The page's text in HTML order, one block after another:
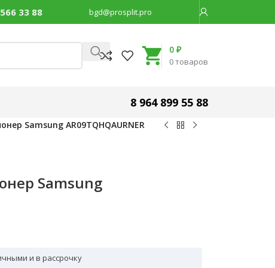
33 88 bgd@prosplit.pro
0товаров
0 ₽
8 964 899 55 88
Samsung AR09TQHQAURNER
Samsung
и в рассрочку